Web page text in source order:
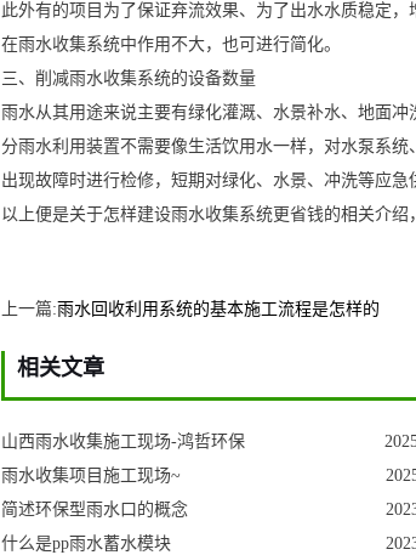
此外有的项目为了保证弃流效果、为了出水水质稳定
在雨水收集系统中作用不大，也可进行简化。
三、削减雨水收集系统的设备数量
雨水从其用途来说主要有绿化灌溉、水景补水、地面
分雨水利用装置不需要像生活饮用水一样，对水泵系
出现故障时进行检修，短期对绿化、水景、冲洗等应急
以上便是关于怎样建设雨水收集系统更省钱的相关介
上一篇:雨水回收利用系统的基本施工流程是怎样的
相关文章
山西雨水收集施工现场-鸿哲环保
雨水收集项目施工现场~
简述环保型雨水口的概念
什么是pp雨水蓄水模块